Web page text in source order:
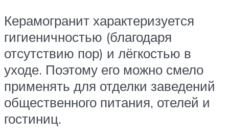
Керамогранит характеризуется
гигиеничностью (благодаря
отсутствию пор) и лёгкостью в
уходе. Поэтому его можно смело
применять для отделки заведений
общественного питания, отелей и
гостиниц.